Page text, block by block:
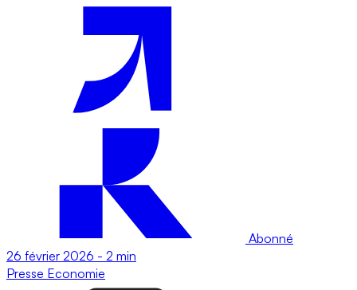
Abonné
26 février 2026 - 2 min
Presse Economie